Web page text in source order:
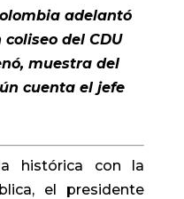
adelantó
del CDU
muestra del
cuenta el jefe
histórica con la
el presidente